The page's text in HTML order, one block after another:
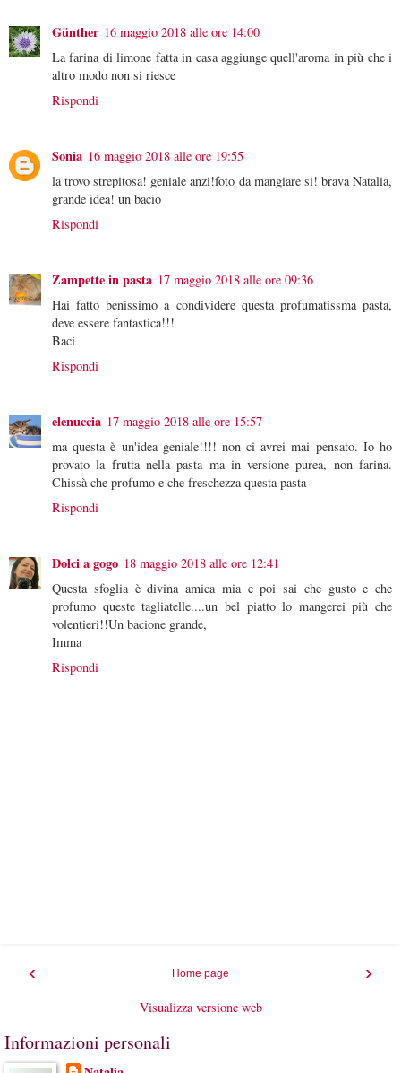
Günther 16 maggio 2018 alle ore 14:00
La farina di limone fatta in casa aggiunge quell'aroma in più che i
altro modo non si riesce
Rispondi
Sonia 16 maggio 2018 alle ore 19:55
la trovo strepitosa! geniale anzi!foto da mangiare si! brava Natalia,
grande idea! un bacio
Rispondi
Zampette in pasta 17 maggio 2018 alle ore 09:36
Hai fatto benissimo a condividere questa profumatissma pasta,
deve essere fantastica!!!
Baci
Rispondi
elenuccia 17 maggio 2018 alle ore 15:57
ma questa è un'idea geniale!!!! non ci avrei mai pensato. Io ho
provato la frutta nella pasta ma in versione purea, non farina.
Chissà che profumo e che freschezza questa pasta
Rispondi
Dolci a gogo 18 maggio 2018 alle ore 12:41
Questa sfoglia è divina amica mia e poi sai che gusto e che
profumo queste tagliatelle....un bel piatto lo mangerei più che
volentieri!!Un bacione grande,
Imma
Rispondi
‹ ›
Home page
Visualizza versione web
Informazioni personali